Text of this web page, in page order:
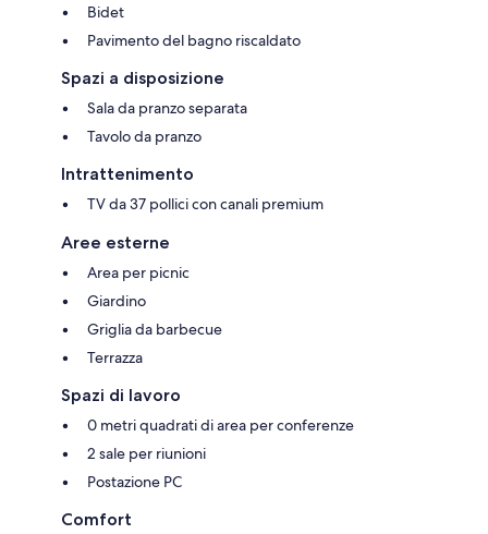
Bidet
Pavimento del bagno riscaldato
Spazi a disposizione
Sala da pranzo separata
Tavolo da pranzo
Intrattenimento
TV da 37 pollici con canali premium
Aree esterne
Area per picnic
Giardino
Griglia da barbecue
Terrazza
Spazi di lavoro
0 metri quadrati di area per conferenze
2 sale per riunioni
Postazione PC
Comfort